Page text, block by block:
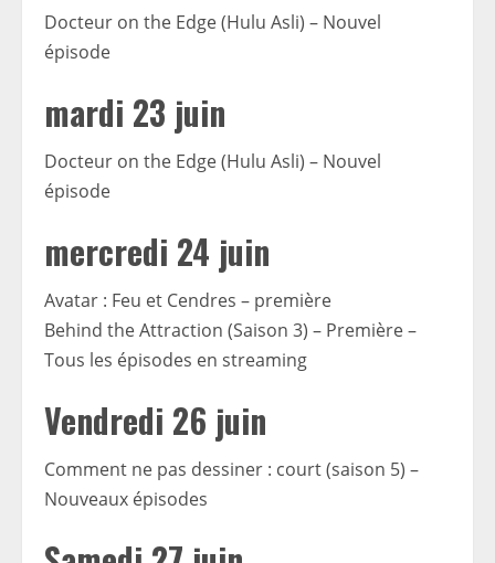
Docteur on the Edge (Hulu Asli) – Nouvel
épisode
mardi 23 juin
Docteur on the Edge (Hulu Asli) – Nouvel
épisode
mercredi 24 juin
Avatar : Feu et Cendres – première
Behind the Attraction (Saison 3) – Première –
Tous les épisodes en streaming
Vendredi 26 juin
Comment ne pas dessiner : court (saison 5) –
Nouveaux épisodes